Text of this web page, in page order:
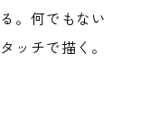
。何でもない
ッチで描く。